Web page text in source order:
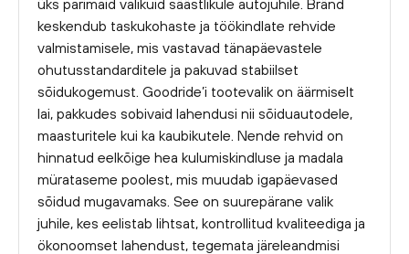
üks parimaid valikuid säästlikule autojuhile. Bränd
keskendub taskukohaste ja töökindlate rehvide
valmistamisele, mis vastavad tänapäevastele
ohutusstandarditele ja pakuvad stabiilset
sõidukogemust. Goodride’i tootevalik on äärmiselt
lai, pakkudes sobivaid lahendusi nii sõiduautodele,
maasturitele kui ka kaubikutele. Nende rehvid on
hinnatud eelkõige hea kulumiskindluse ja madala
mürataseme poolest, mis muudab igapäevased
sõidud mugavamaks. See on suurepärane valik
juhile, kes eelistab lihtsat, kontrollitud kvaliteediga ja
ökonoomset lahendust, tegemata järeleandmisi